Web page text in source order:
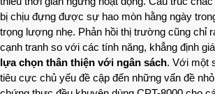
bị chịu đựng được sự hao mòn hằng ngày
trọng lượng nhẹ. Phản hồi thị trường cũng chỉ
cạnh tranh so với các tính năng, khẳng định
lựa chọn thân thiện với ngân sách. Với một
tiêu cực chủ yếu đề cập đến những vấn đề